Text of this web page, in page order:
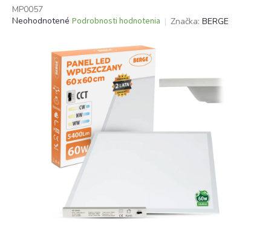
MP0057
Priemerné
hviezdičiek.
Neohodnotené Podrobnosti hodnotenia Značka: BERGE